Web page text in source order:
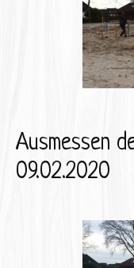
Ausmessen
09.02.2020